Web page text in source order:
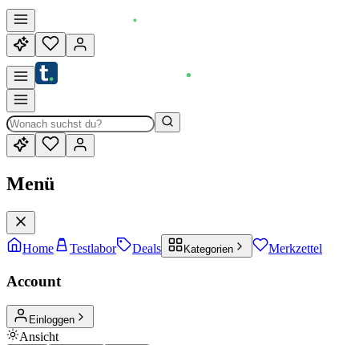
Menü
Home Testlabor Deals Kategorien Merkzettel
Account
Einloggen
Ansicht